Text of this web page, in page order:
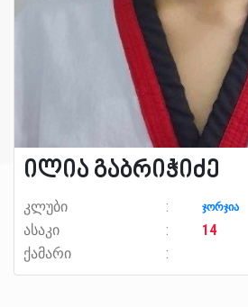
ილია გაბრიჭიძე
კლუბი ჯორჯია
ასაკი
14
ქამარი